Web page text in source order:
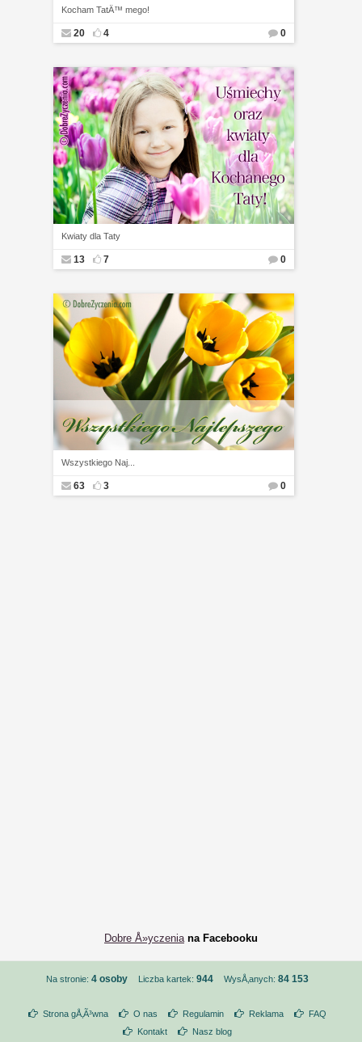
Kocham TatÄ™ mego!
20 4 0
Kwiaty dla Taty
13 7 0
Wszystkiego Naj...
63 3 0
Dobre Å»yczeniana Facebooku
Na stronie: 4 osoby Liczba kartek: 944 WysÅ‚anych: 84 153
Strona gÅ‚Ã³wna O nas Regulamin Reklama
FAQ
Kontakt
Nasz blog